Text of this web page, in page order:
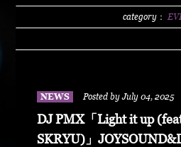
【ZAIKO】
https://natsukuru.zaiko.io/e/
【Livepocket】
category：
NEWS Posted by July 04, 2025
DJ PMX「Light it up
SKRYU)」